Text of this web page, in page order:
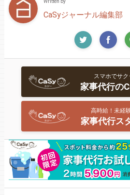
Written by
CaSyジャーナル編集部
スマホでサク
家事代行の
高時給！未経
家事代行ス